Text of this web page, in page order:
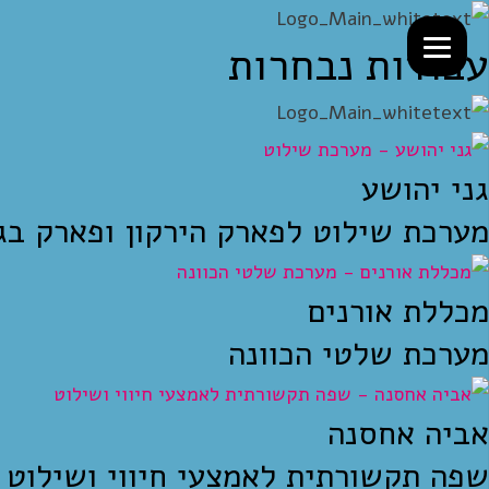
עבודות נבחרות
גני יהושע
מערכת שילוט לפארק הירקון ופארק
מכללת אורנים
מערכת שלטי הכוונה
אביה אחסנה
שפה תקשורתית לאמצעי חיווי ושילוט